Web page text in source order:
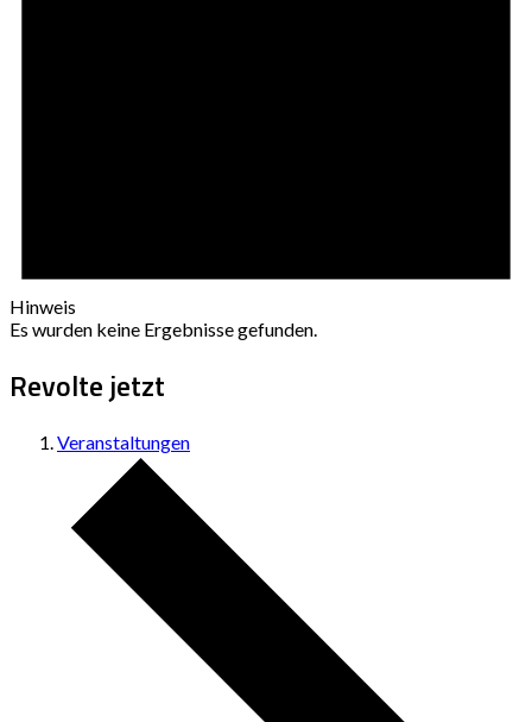
Hinweis
Es wurden keine Ergebnisse gefunden.
Revolte jetzt
Veranstaltungen